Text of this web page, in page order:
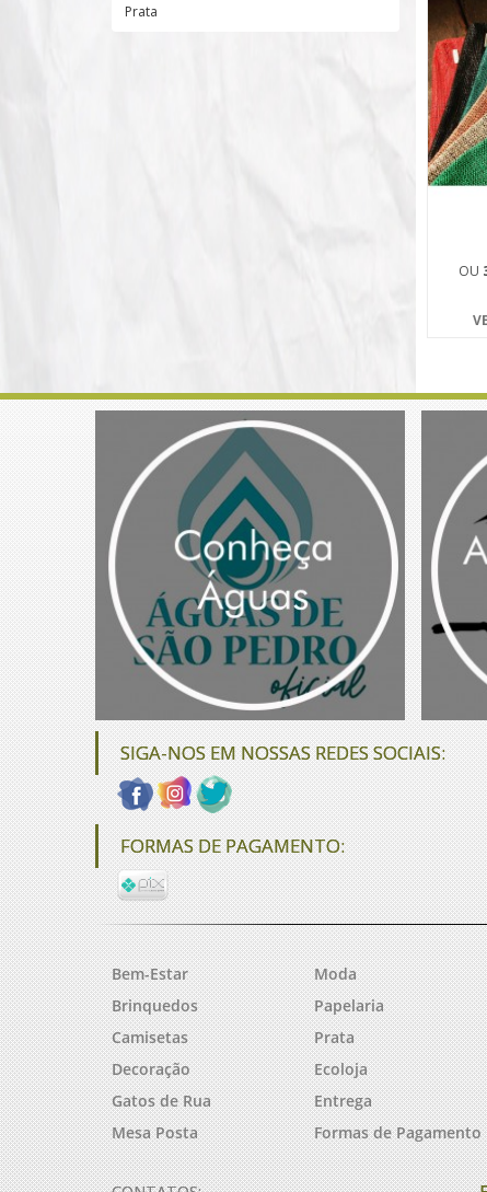
Prata
OU
SIGA-NOS EM NOSSAS REDES SOCIAIS:
FORMAS DE PAGAMENTO:
Bem-Estar
Brinquedos
Camisetas
Decoração
Gatos de Rua
Mesa Posta
Moda
Papelaria
Prata
Ecoloja
Entrega
Formas de Pagamento